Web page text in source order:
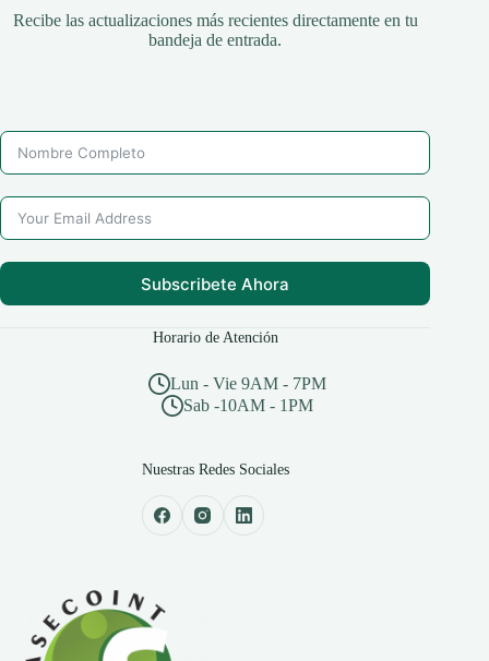
Recibe las actualizaciones más recientes directamente en tu
bandeja de entrada.
Subscribete Ahora
Horario de Atención
Lun - Vie 9AM - 7PM
Sab -10AM - 1PM
Nuestras Redes Sociales